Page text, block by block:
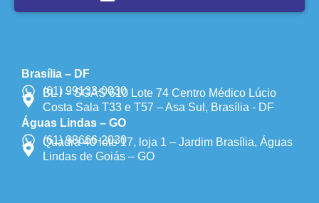
Brasília – DF
(61) 99133-0030
BL I – SGAS 610 Lote 74 Centro Médico Lúcio
Costa Sala T33 e T57 – Asa Sul, Brasília - DF
Águas Lindas – GO
(61) 98666-2030
Quadra 40 lote 17, loja 1 – Jardim Brasília, Águas
Lindas de Goiás – GO